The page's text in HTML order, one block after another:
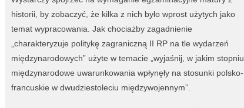
historii, by zobaczyć, że kilka z nich było wprost użytych jako
temat wypracowania. Jak chociażby zagadnienie
„charakteryzuje politykę zagraniczną II RP na tle wydarzeń
międzynarodowych” użyte w temacie „wyjaśnij, w jakim stopniu
międzynarodowe uwarunkowania wpłynęły na stosunki polsko-
francuskie w dwudziestoleciu międzywojennym”.